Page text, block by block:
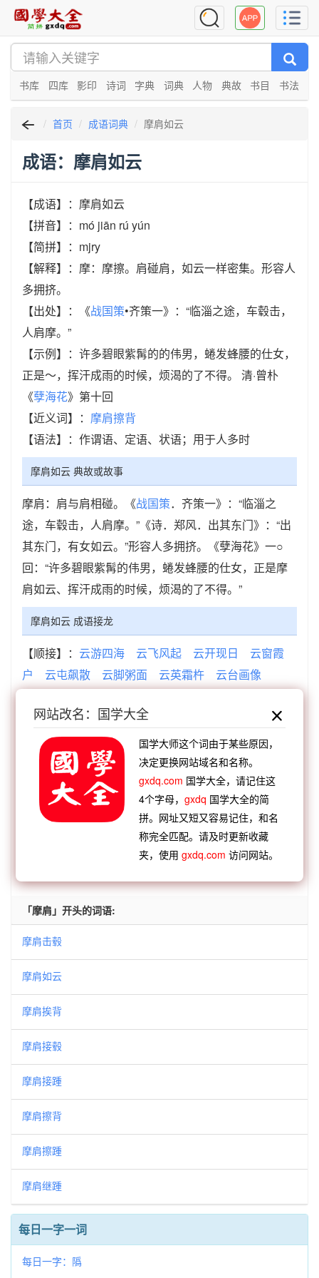
书库 四库 影印 诗词 字典 词典 人物 典故 书目 书法
首页 成语词典 摩肩如云
成语：摩肩如云
【成语】：摩肩如云
【拼音】：mó jiān rú yún
【简拼】：mjry
【解释】：摩：摩擦。肩碰肩，如云一样密集。形容人
多拥挤。
【出处】：《战国策•齐策一》：“临淄之途，车毂击，
人肩摩。”
【示例】：许多碧眼紫髯的的伟男，蜷发蜂腰的仕女，
正是～，挥汗成雨的时候，烦渴的了不得。 清·曾朴
《孽海花》第十回
【近义词】： 摩肩擦背
【语法】：作谓语、定语、状语；用于人多时
摩肩如云 典故或故事
摩肩：肩与肩相碰。《战国策．齐策一》：“临淄之
途，车毂击，人肩摩。”《诗．郑风．出其东门》：“出
其东门，有女如云。”形容人多拥挤。《孽海花》一○
回：“许多碧眼紫髯的伟男，蜷发蜂腰的仕女，正是摩
肩如云、挥汗成雨的时候，烦渴的了不得。”
摩肩如云 成语接龙
【顺接】： 云游四海 云飞风起 云开现日
云窗霞
户
云屯飙散 云脚粥面 云英霜杵
云台画像
飞龙乘云 殢雨尤云
【逆接】：刚柔相摩 袂接肩摩 简练揣摩
毂击肩
踵接肩摩
【逆接】：
摩登伽女 摩顶至踵 摩肩接毂
摩挲铜
摩顶至足 摩肩擦背 摩挲赏鉴 摩诃至那
「摩肩如云」的典故、摩肩如云成语故事
「摩肩」开头的词语:
摩肩击毂
摩肩如云
摩肩挨背
摩肩接毂
摩肩接踵
摩肩擦背
摩肩擦踵
摩肩继踵
每日一字一词
每日一字：䧦
网站改名：国学大全
国学大师这个词由于某些原因，
决定更换网站域名和名称。
gxdq.com 国学大全，请记住这
4个字母，gxdq 国学大全的简
拼。网址又短又容易记住，和名
称完全匹配。请及时更新收藏
夹，使用gxdq.com 访问网站。